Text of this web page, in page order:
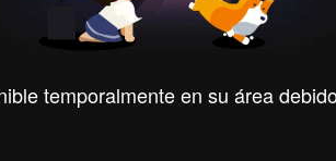
temporalmente en su área